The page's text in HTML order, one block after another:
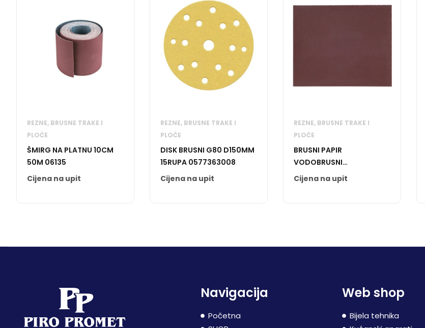
REZNE, BRUSNE TRAKE I
PLOČE
ŠMIRG NA PLATNU 10CM
50M 06135
Cijena na upit
REZNE, BRUSNE TRAKE I
PLOČE
DISK BRUSNI G80 D150MM
15RUPA 0577363008
Cijena na upit
REZNE, BRUSNE TRAKE I
PLOČE
BRUSNI PAPIR
VODOBRUSNI
ALUMINIJUM-OKSID P800
Cijena na upit
Navigacija
Početna
Web shop
Bijela tehnika